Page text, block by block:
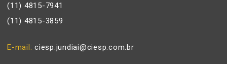
(11) 4815-7941
(11) 4815-3859
E-mail ciesp.jundiai@ciesp.com.br